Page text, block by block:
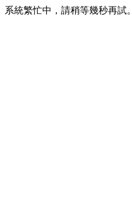
系統繁忙中，請稍等幾秒再試。